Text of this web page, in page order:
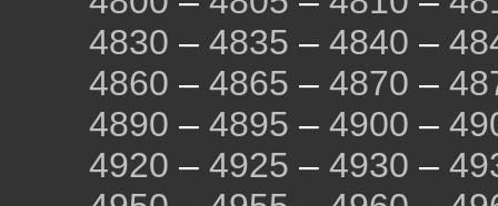
4830 – 4835 – 4840 –
4860 – 4865 – 4870 –
4890 – 4895 – 4900 –
4920 – 4925 – 4930 –